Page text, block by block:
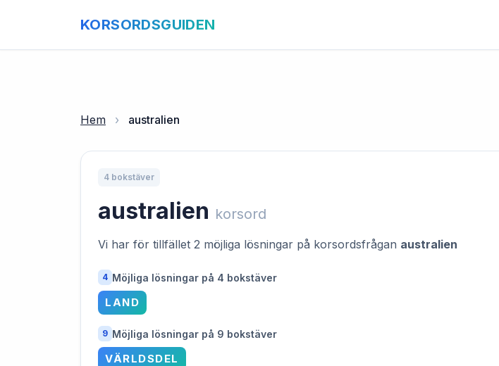
KORSORDSGUIDEN
Hem › australien
4 bokstäver
australien korsord
Vi har för tillfället 2 möjliga lösningar på korsordsfrågan australien
4 Möjliga lösningar på 4 bokstäver
LAND
9 Möjliga lösningar på 9 bokstäver
VÄRLDSDEL